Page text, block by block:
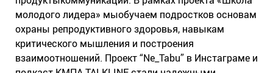
молодого лидера» мыобучаем подростков основам
охраны репродуктивного здоровья, навыкам
критического мышления и построения
взаимоотношений. Проект “Ne_Tabu” в Инстаграме и